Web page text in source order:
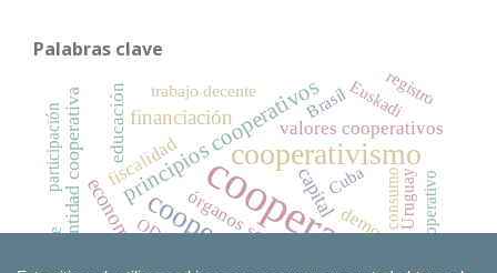
Palabras clave
cooperativas
cooperativismo
cooperativa
principios cooperativos
economía social
financiación
capital
identidad cooperativa valores cooperativos
fiscalidad
educación
órganos sociales democraciaacto cooperativo
Cuba Uruguay
trabajo decente Euskadiregistro
consumo
Brasil
participación
ODS